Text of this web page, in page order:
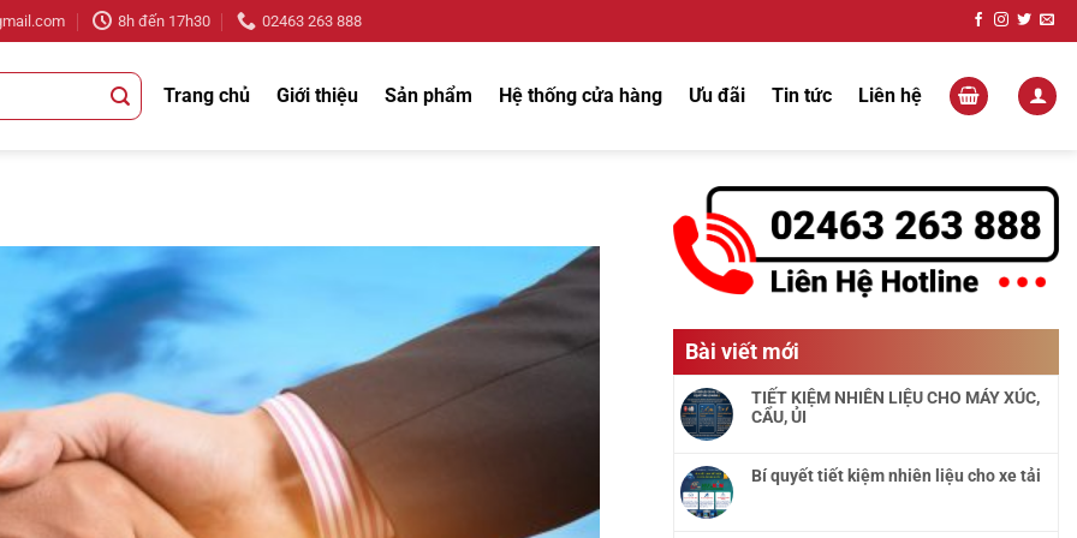
8h đến 17h30 02463 263 888
Trang chủ Giới thiệu Sản phẩm Hệ thống cửa hàng Ưu đãi Tin tức Liên hệ
Bài viết mới
TIẾT KIỆM NHIÊN LIỆU CHO MÁY XÚC,
CẨU, ỦI
Bí quyết tiết kiệm nhiên liệu cho xe tải